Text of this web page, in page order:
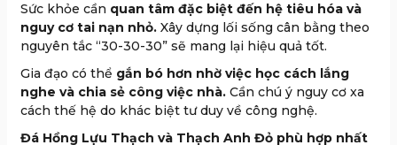
Sức khỏe cần quan tâm đặc biệt đến hệ tiêu hóa và
nguy cơ tai nạn nhỏ. Xây dựng lối sống cân bằng theo
nguyên tắc “30-30-30” sẽ mang lại hiệu quả tốt.
Gia đạo có thể gắn bó hơn nhờ việc học cách lắng
nghe và chia sẻ công việc nhà. Cần chú ý nguy cơ xa
cách thế hệ do khác biệt tư duy về công nghệ.
Đá Hồng Lựu Thạch và Thạch Anh Đỏ phù hợp nhất